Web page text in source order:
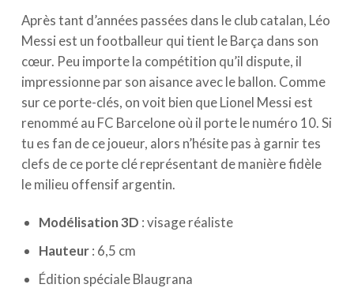
Après tant d’années passées dans le club catalan, Léo
Messi est un footballeur qui tient le Barça dans son
cœur. Peu importe la compétition qu’il dispute, il
impressionne par son aisance avec le ballon. Comme
sur ce porte-clés, on voit bien que Lionel Messi est
renommé au FC Barcelone où il porte le numéro 10. Si
tu es fan de ce joueur, alors n’hésite pas à garnir tes
clefs de ce porte clé représentant de manière fidèle
le milieu offensif argentin.
Modélisation 3D : visage réaliste
Hauteur: 6,5 cm
Édition spéciale Blaugrana